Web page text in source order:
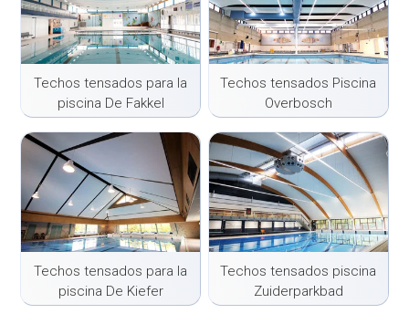
Techos tensados para la
piscina De Fakkel
Techos tensados Piscina
Overbosch
Techos tensados para la
piscina De Kiefer
Techos tensados piscina
Zuiderparkbad